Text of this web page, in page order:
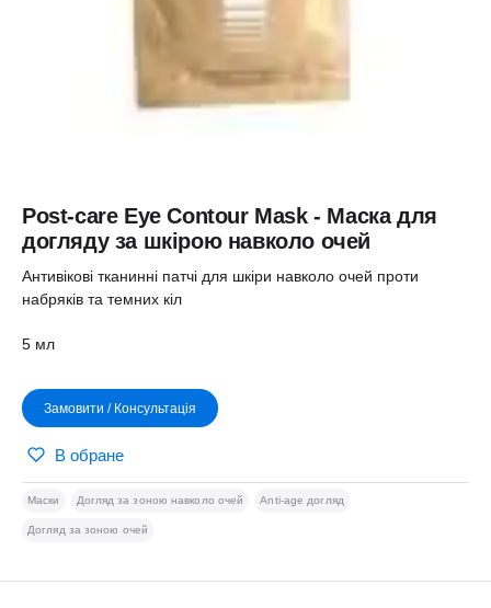
Post-care Eye Contour Mask - Маска для
догляду за шкірою навколо очей
Антивікові тканинні патчі для шкіри навколо очей проти
набряків та темних кіл
5 мл
Замовити / Консультація
В обране
Маски Догляд за зоною навколо очей Anti-age догляд
Догляд за зоною очей